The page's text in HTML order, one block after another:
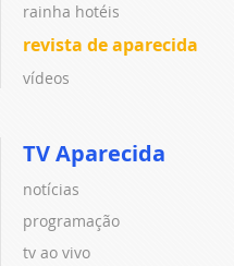
rainha hotéis
revista de aparecida
vídeos
TV Aparecida
notícias
programação
tv ao vivo